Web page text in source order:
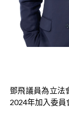
鄧飛議員為立法
2024年加入委員